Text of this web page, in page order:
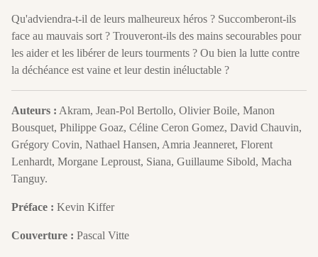
Qu'adviendra-t-il de leurs malheureux héros ? Succomberont-ils
face au mauvais sort ? Trouveront-ils des mains secourables pour
les aider et les libérer de leurs tourments ? Ou bien la lutte contre
la déchéance est vaine et leur destin inéluctable ?
Auteurs : Akram, Jean-Pol Bertollo, Olivier Boile, Manon
Bousquet, Philippe Goaz, Céline Ceron Gomez, David Chauvin,
Grégory Covin, Nathael Hansen, Amria Jeanneret, Florent
Lenhardt, Morgane Leproust, Siana, Guillaume Sibold, Macha
Tanguy.
Préface : Kevin Kiffer
Couverture : Pascal Vitte